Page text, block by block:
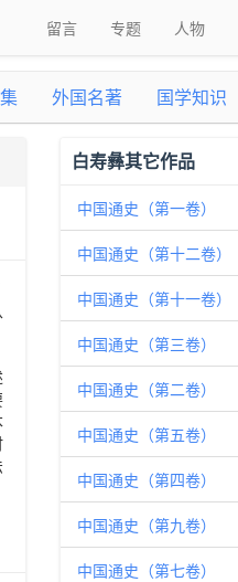
留言 专题 人物
外国名著 国学知识
白寿彝其它作品
中国通史（第一卷）
中国通史（第十二卷）
中国通史（第十一卷）
中国通史（第三卷）
中国通史（第二卷）
中国通史（第五卷）
中国通史（第四卷）
中国通史（第九卷）
中国通史（第七卷）